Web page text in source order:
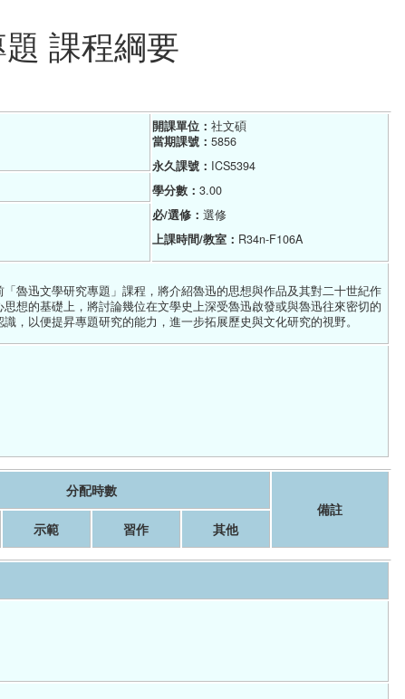
課程綱要
開課單位： 社文碩
當期課號： 5856
永久課號： ICS5394
學分數： 3.00
必/選修： 選修
上課時間/教室： R34n-F106A
魯迅文學研究專題」課程，將介紹魯迅的思想與作品及其對二十世紀作
想的基礎上，將討論幾位在文學史上深受魯迅啟發或與魯迅往來密切的
以便提昇專題研究的能力，進一步拓展歷史與文化研究的視野。
分配時數
備註
示範 習作 其他